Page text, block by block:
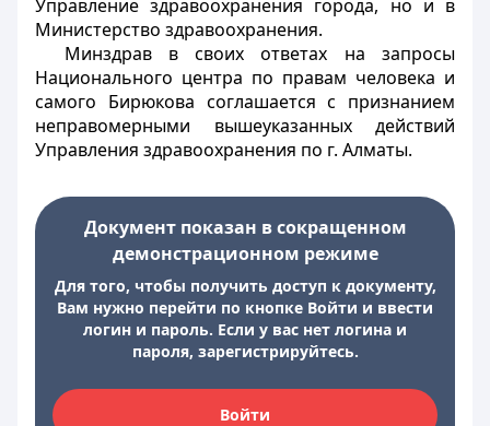
Управление здравоохранения города, но и в
Министерство здравоохранения.
Минздрав в своих ответах на запросы
Национального центра по правам человека и
самого Бирюкова соглашается с признанием
неправомерными вышеуказанных действий
Управления здравоохранения по г. Алматы.
Документ показан в сокращенном
демонстрационном режиме
Для того, чтобы получить доступ к документу,
Вам нужно перейти по кнопке Войти и ввести
логин и пароль. Если у вас нет логина и
пароля, зарегистрируйтесь.
Войти